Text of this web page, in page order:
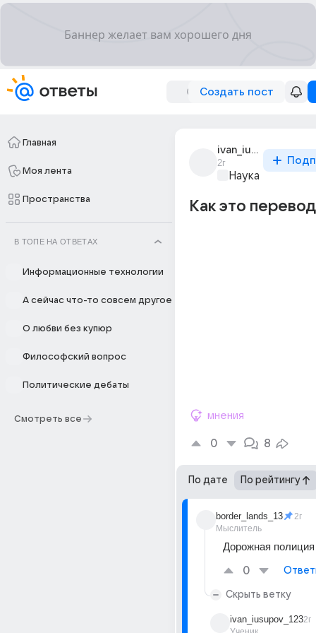
Создать пост
Главная
Моя лента
Пространства
В ТОПЕ НА ОТВЕТАХ
Информационные технологии
А сейчас что-то совсем другое
О любви без купюр
Философский вопрос
Политические дебаты
Смотреть все
ivan_iusupov_123
2г
Наука
Как это
мнения
0 8
По дате По рейтингу
border_lands_13
Мыслитель
2г
Дорожная полиция
0
Скрыть ветку
ivan_iusupov_1232г